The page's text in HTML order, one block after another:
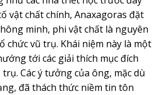
vật chất chính, Anaxagoras đặt
minh, phi vật chất là nguyên
chức vũ trụ. Khái niệm này là một
tới các giải thích mục đích
Các ý tưởng của ông, mặc dù
đã thách thức niềm tin tôn